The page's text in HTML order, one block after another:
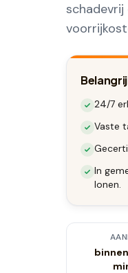
24/7
Vaste
In
lonen.